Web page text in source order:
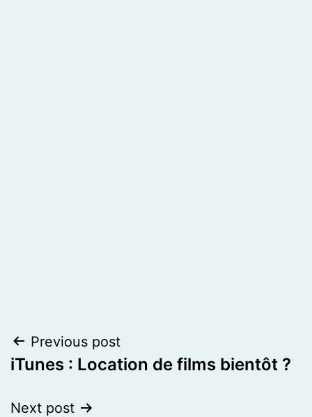
Post
navigation
Previous post
iTunes : Location de films bientôt ?
Next post